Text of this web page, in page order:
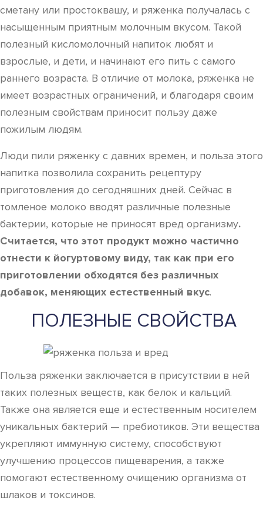
сметану или простоквашу, и ряженка получалась с
насыщенным приятным молочным вкусом. Такой
полезный кисломолочный напиток любят и
взрослые, и дети, и начинают его пить с самого
раннего возраста. В отличие от молока, ряженка не
имеет возрастных ограничений, и благодаря своим
полезным свойствам приносит пользу даже
пожилым людям.
Люди пили ряженку с давних времен, и польза этого
напитка позволила сохранить рецептуру
приготовления до сегодняшних дней. Сейчас в
томленое молоко вводят различные полезные
бактерии, которые не приносят вред организму.
Считается, что этот продукт можно частично
отнести к йогуртовому виду, так как при его
приготовлении обходятся без различных
добавок, меняющих естественный вкус.
ПОЛЕЗНЫЕ СВОЙСТВА
Польза ряженки заключается в присутствии в ней
таких полезных веществ, как белок и кальций.
Также она является еще и естественным носителем
уникальных бактерий — пребиотиков. Эти вещества
укрепляют иммунную систему, способствуют
улучшению процессов пищеварения, а также
помогают естественному очищению организма от
шлаков и токсинов.